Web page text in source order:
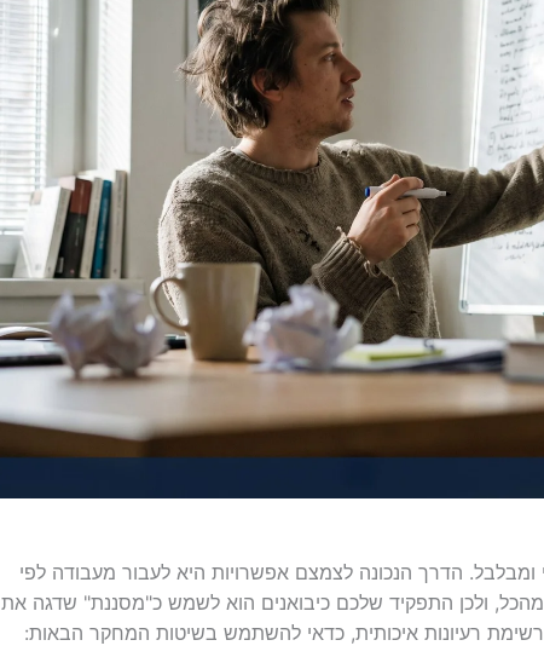
הדרך הנכונה לצמצם אפשרויות היא לעבור מעבודה לפי
ולכן התפקיד שלכם כיבואנים הוא לשמש כ"מסננת" שדגה את
רעיונות איכותית, כדאי להשתמש בשיטות המחקר הבאות: